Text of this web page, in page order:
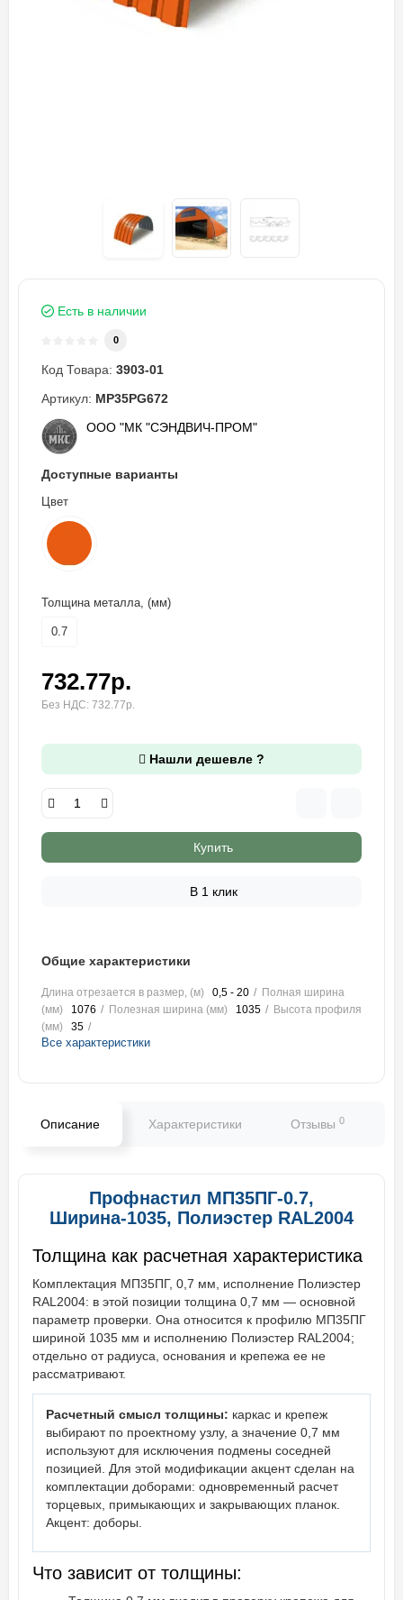
Есть в наличии
0
Код Товара: 3903-01
Артикул: MP35PG672
ООО "МК "СЭНДВИЧ-ПРОМ"
Доступные варианты
Цвет
Толщина металла, (мм)
0.7
732.77р.
Без НДС: 732.77р.
Нашли дешевле ?
Купить
В 1 клик
Общие характеристики
Длина отрезается в размер, (м) 0,5 - 20
Полная ширина
(мм)
1076 Полезная ширина (мм) 1035
Высота профиля
(мм)
35
Все характеристики
Описание Характеристики Отзывы 0
Профнастил МП35ПГ-0.7,
Ширина-1035, Полиэстер RAL2004
Толщина как расчетная характеристика
Комплектация МП35ПГ, 0,7 мм, исполнение Полиэстер
RAL2004: в этой позиции толщина 0,7 мм — основной
параметр проверки. Она относится к профилю МП35ПГ
шириной 1035 мм и исполнению Полиэстер RAL2004;
отдельно от радиуса, основания и крепежа ее не
рассматривают.
Расчетный смысл толщины: каркас и крепеж
выбирают по проектному узлу, а значение 0,7 мм
используют для исключения подмены соседней
позицией. Для этой модификации акцент сделан на
комплектации доборами: одновременный расчет
торцевых, примыкающих и закрывающих планок.
Акцент: доборы.
Что зависит от толщины: